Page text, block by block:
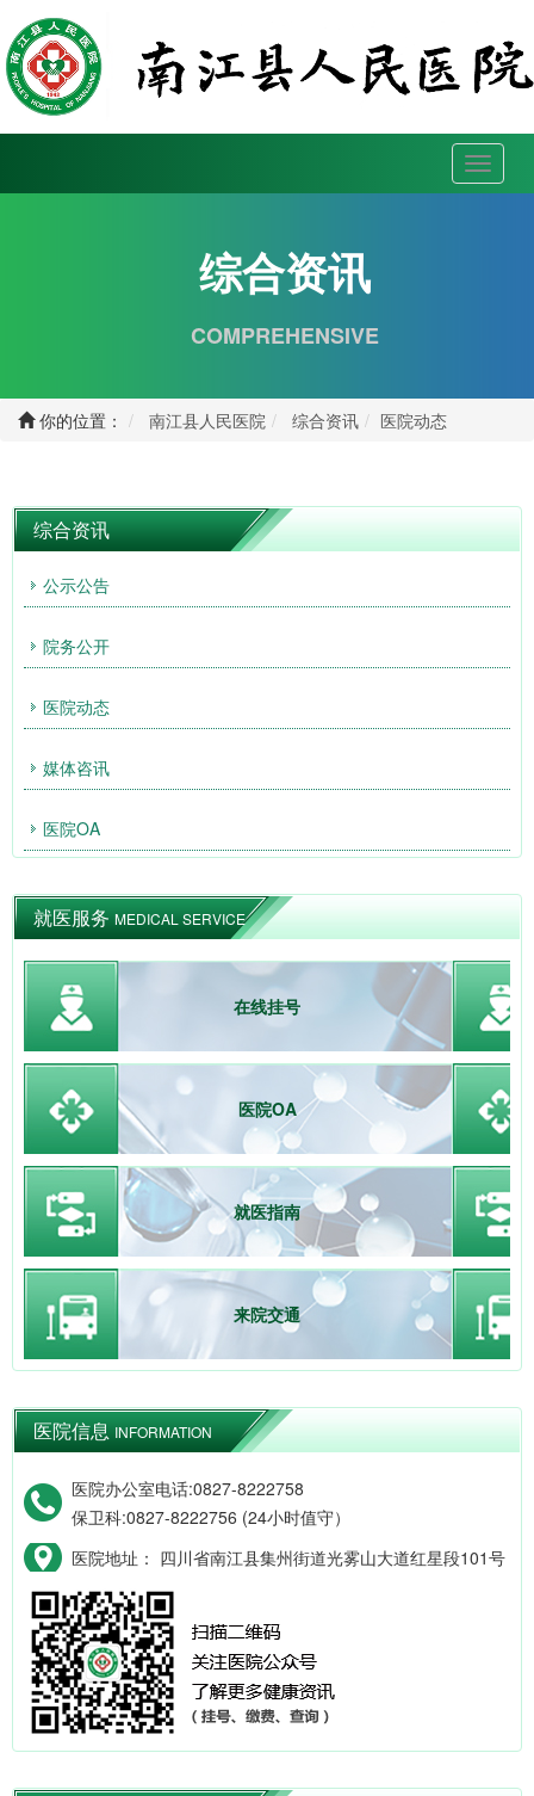
Toggle
综合资讯
COMPREHENSIVE
你的位置： 南江县人民医院 综合资讯 医院动态
综合资讯
公示公告
院务公开
医院动态
媒体咨讯
医院OA
就医服务MEDICAL SERVICE
在线挂号
医院OA
就医指南
来院交通
医院信息INFORMATION
医院办公室电话:0827-8222758
保卫科:0827-8222756 (24小时值守）
医院地址： 四川省南江县集州街道光雾山大道红星段101号